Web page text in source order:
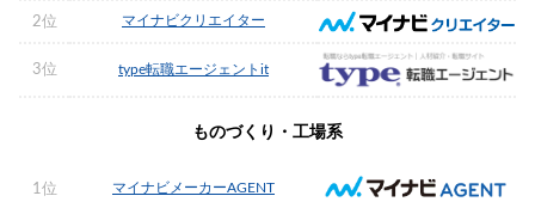
2位 マイナビクリエイター
3位 type転職エージェントit
ものづくり・工場系
1位 マイナビメーカーAGENT